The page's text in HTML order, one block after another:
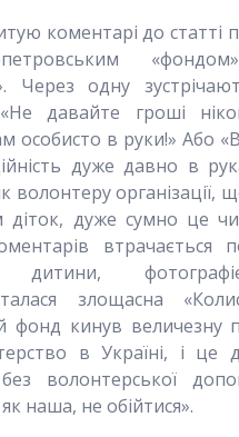
коментарі до статті
Через одну
давайте гроші
особисто в руки!» Або
дуже давно в
волонтеру організації,
діток, дуже сумно це
втрачається
дитини,
злощасна
фонд кинув величезну
в Україні, і це
волонтерської
наша, не обійтися».